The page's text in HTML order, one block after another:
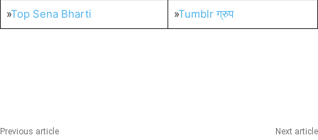
»Top Sena Bharti »Tumblr ग्रुप
Previous article Next article